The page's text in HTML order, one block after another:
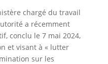
chargé du travail
a récemment
conclu le 7 mai 2024,
et visant à « lutter
sur les